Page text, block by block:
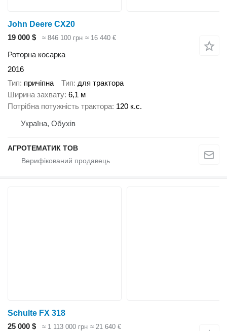
John Deere CX20
19 000 $
≈ 846 100 грн ≈ 16 440 €
Роторна косарка
2016
Тип причіпна Тип для трактора
Ширина захвату 6,1 м
Потрібна потужність трактора 120 к.с.
Україна, Обухів
АГРОТЕМАТИК ТОВ
Schulte FX 318
25 000 $
≈ 1 113 000 грн ≈ 21 640 €